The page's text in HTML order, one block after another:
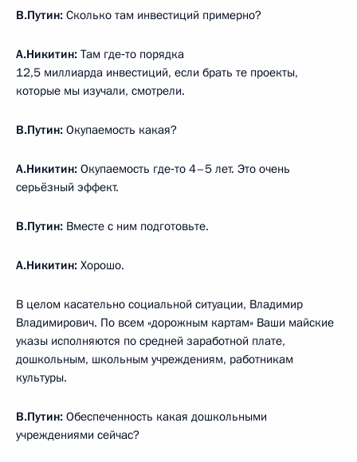
В.Путин: Сколько там инвестиций примерно?
А.Никитин: Там где‑то порядка
12,5 миллиарда инвестиций, если брать те проекты,
которые мы изучали, смотрели.
В.Путин: Окупаемость какая?
А.Никитин: Окупаемость где‑то 4–5 лет. Это очень
серьёзный эффект.
В.Путин: Вместе с ним подготовьте.
А.Никитин: Хорошо.
В целом касательно социальной ситуации, Владимир
Владимирович. По всем «дорожным картам» Ваши майские
указы исполняются по средней заработной плате,
дошкольным, школьным учреждениям, работникам
культуры.
В.Путин: Обеспеченность какая дошкольными
учреждениями сейчас?